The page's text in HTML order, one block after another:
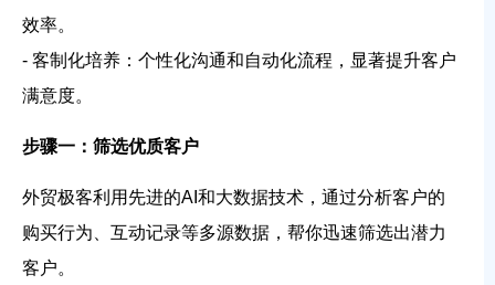
效率。
- 客制化培养：个性化沟通和自动化流程，显著提升客户
满意度。
步骤一：筛选优质客户
外贸极客利用先进的AI和大数据技术，通过分析客户的
购买行为、互动记录等多源数据，帮你迅速筛选出潜力
客户。